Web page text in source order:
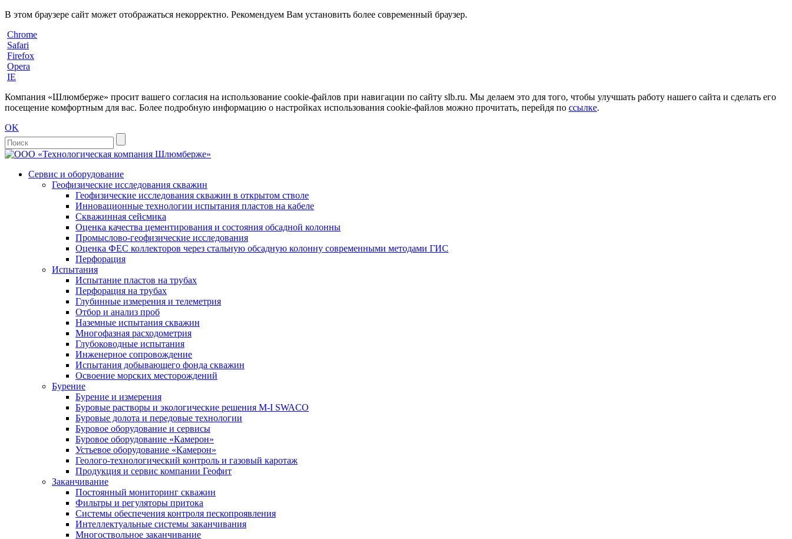
В этом браузере сайт может отображаться некорректно. Рекомендуем Вам установить более современный браузер.
Chrome
Safari
Firefox
Opera
IE
Компания «Шлюмберже» просит вашего согласия на использование cookie-файлов при навигации по сайту slb.ru. Мы делаем это для того, чтобы улучшать работу нашего сайта и сделать его
посещение комфортным для вас. Более подробную информацию о настройках использования cookie-файлов можно прочитать, перейдя по ссылке.
OK
Сервис и оборудование
Геофизические исследования скважин
Геофизические исследования скважин в открытом стволе
Инновационные технологии испытания пластов на кабеле
Скважинная сейсмика
Оценка качества цементирования и состояния обсадной колонны
Промыслово-геофизические исследования
Оценка ФЕС коллекторов через стальную обсадную колонну современными методами ГИС
Перфорация
Испытания
Испытание пластов на трубах
Перфорация на трубах
Глубинные измерения и телеметрия
Отбор и анализ проб
Наземные испытания скважин
Многофазная расходометрия
Глубоководные испытания
Инженерное сопровождение
Испытания добывающего фонда скважин
Освоение морских месторождений
Бурение
Бурение и измерения
Буровые растворы и экологические решения M-I SWACO
Буровые долота и передовые технологии
Буровое оборудование и сервисы
Буровое оборудование «Камерон»
Устьевое оборудование «Камерон»
Геолого-технологический контроль и газовый каротаж
Продукция и сервис компании Геофит
Заканчивание
Постоянный мониторинг скважин
Фильтры и регуляторы притока
Cистемы обеспечения контроля пескопроявления
Интеллектуальные системы заканчивания
Многоствольное заканчивание